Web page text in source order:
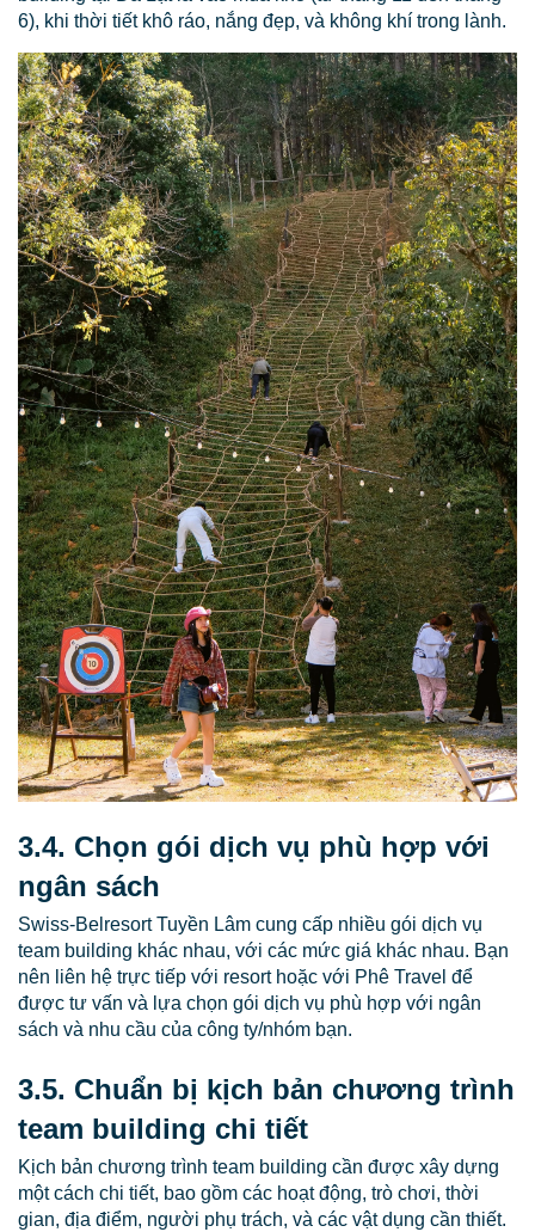
6), khi thời tiết khô ráo, nắng đẹp, và không khí trong lành.
3.4. Chọn gói dịch vụ phù hợp với
ngân sách
Swiss-Belresort Tuyền Lâm cung cấp nhiều gói dịch vụ
team building khác nhau, với các mức giá khác nhau. Bạn
nên liên hệ trực tiếp với resort hoặc với Phê Travel để
được tư vấn và lựa chọn gói dịch vụ phù hợp với ngân
sách và nhu cầu của công ty/nhóm bạn.
3.5. Chuẩn bị kịch bản chương trình
team building chi tiết
Kịch bản chương trình team building cần được xây dựng
một cách chi tiết, bao gồm các hoạt động, trò chơi, thời
gian, địa điểm, người phụ trách, và các vật dụng cần thiết.